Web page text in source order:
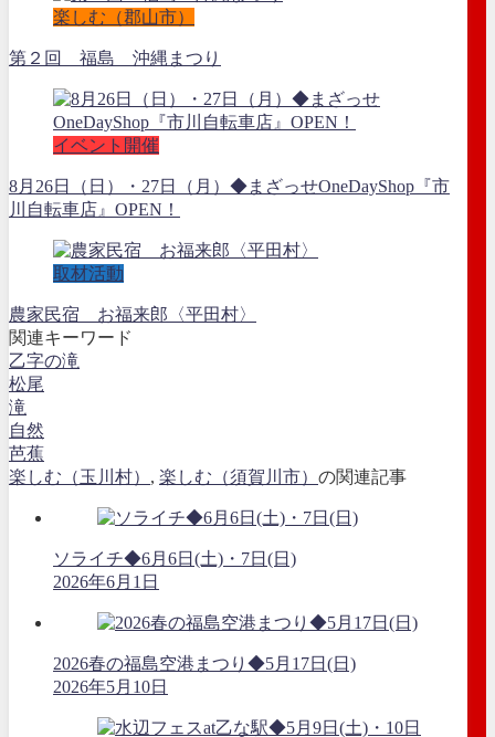
楽しむ（郡山市）
第２回 福島 沖縄まつり
イベント開催
8月26日（日）・27日（月）◆まざっせOneDayShop『市
川自転車店』OPEN！
取材活動
農家民宿 お福来郎〈平田村〉
関連キーワード
乙字の滝
松尾
滝
自然
芭蕉
楽しむ（玉川村） , 楽しむ（須賀川市） の関連記事
ソライチ◆6月6日(土)・7日(日)
2026年6月1日
2026春の福島空港まつり◆5月17日(日)
2026年5月10日